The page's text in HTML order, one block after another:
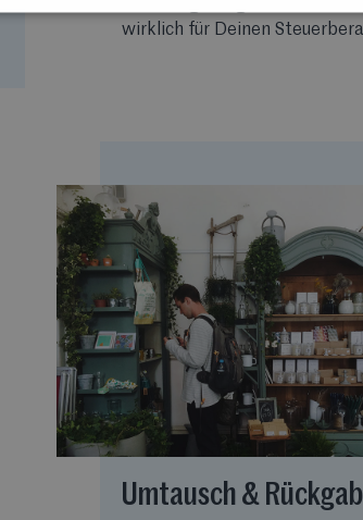
wirklich für Deinen
Umtausch &